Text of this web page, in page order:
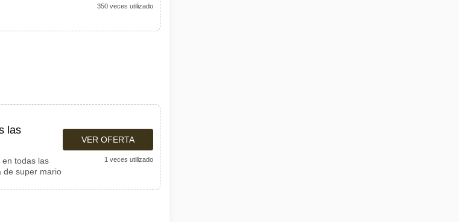
350 veces utilizado
las
en todas las
de super mario
VER OFERTA
1 veces utilizado